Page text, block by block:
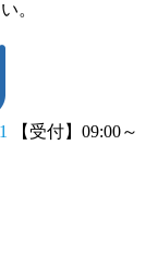
。
【受付】09:00～